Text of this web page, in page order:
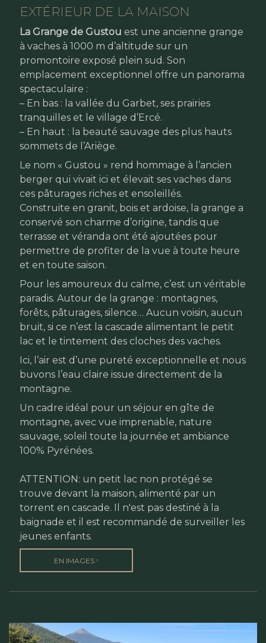
EXTÉRIEUR DE LA MAISON
La Grange de Gustou est une ancienne grange
à vaches à 1000 m d’altitude sur un
promontoire exposé plein sud. Son
emplacement exceptionnel offre un panorama
spectaculaire :
– En bas : la vallée du Garbet, ses prairies
tranquilles et le village d’Ercé.
– En haut : la beauté sauvage des plus hauts
sommets de l’Ariège.
Le nom « Gustou » rend hommage à l’ancien
berger qui vivait ici et élevait ses vaches dans
ces pâturages riches et ensoleillés.
Construite en granit, bois et ardoise, la grange a
conservé son charme d’origine, tandis que
terrasse et véranda ont été ajoutées pour
permettre de profiter de la vue à toute heure
et en toute saison.
Pour les amoureux du calme, c’est un véritable
paradis. Autour de la grange : montagnes,
forêts, pâturages, silence… Aucun voisin, aucun
bruit, si ce n’est la cascade alimentant le petit
lac et le tintement des cloches des vaches.
Ici, l’air est d’une pureté exceptionnelle et nous
buvons l’eau claire issue directement de la
montagne.
Un cadre idéal pour un séjour en gîte de
montagne, avec vue imprenable, nature
sauvage, soleil toute la journée et ambiance
100% Pyrénées.
ATTENTION: un petit lac non protégé se
trouve devant la maison, alimenté par un
torrent en cascade. Il n'est pas destiné à la
baignade et il est recommandé de surveiller les
jeunes enfants.
EN IMAGES ›